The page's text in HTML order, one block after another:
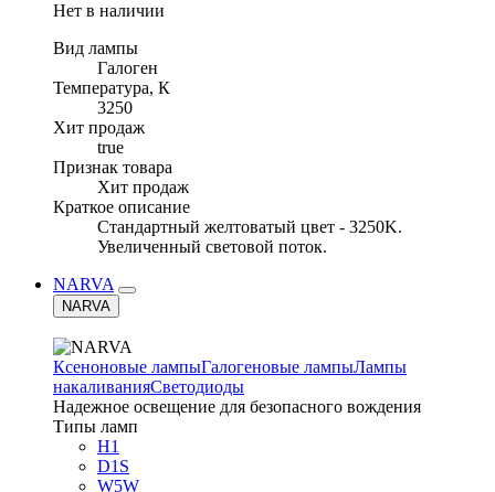
Нет в наличии
Вид лампы
Галоген
Температура, К
3250
Хит продаж
true
Признак товара
Хит продаж
Краткое описание
Стандартный желтоватый цвет - 3250K.
Увеличенный световой поток.
NARVA
NARVA
Ксеноновые лампыГалогеновые лампыЛампы
накаливанияСветодиоды
Надежное освещение для безопасного вождения
Типы ламп
H1
D1S
W5W